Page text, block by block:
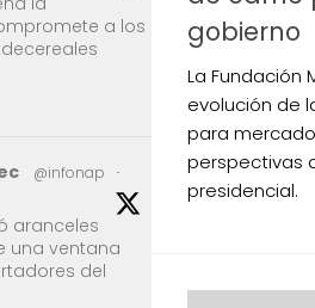
gobierno
La Fundación
evolución de
para
perspectivas
presidencial.
a los
@infonap
·
aranceles
una ventana
del